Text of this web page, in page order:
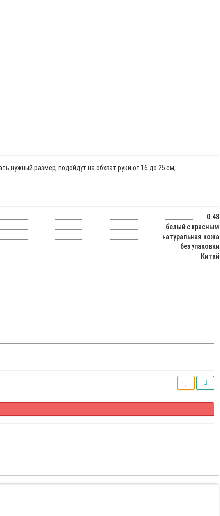
нужный размер, подойдут на обхват руки от 16 до 25 см,
0.48
белый с красным
натуральная кожа
без упаковки
Китай